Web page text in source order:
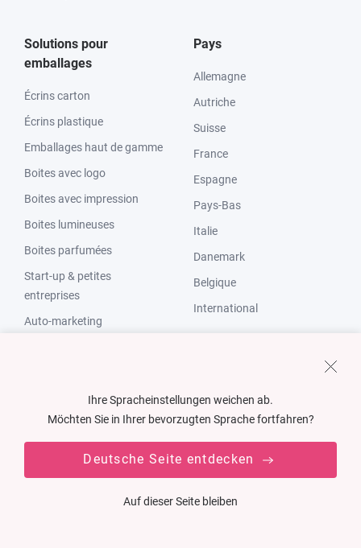
Solutions pour
emballages
Écrins carton
Écrins plastique
Emballages haut de gamme
Boites avec logo
Boites avec impression
Boites lumineuses
Boites parfumées
Start-up & petites
entreprises
Auto-marketing
Pays
Allemagne
Autriche
Suisse
France
Espagne
Pays-Bas
Italie
Danemark
Belgique
International
Conditions générales de vente
Protection des données
Paramètres cookies
Ihre Spracheinstellungen weichen ab.
Möchten Sie in Ihrer bevorzugten Sprache fortfahren?
Deutsche Seite entdecken
Auf dieser Seite bleiben